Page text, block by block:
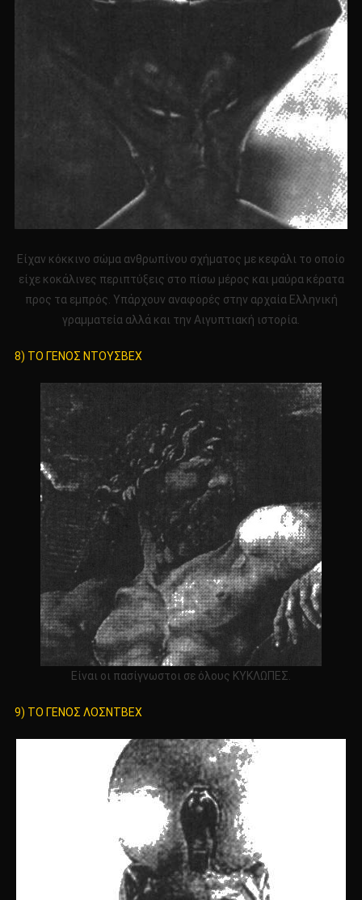
Είχαν κόκκινο σώμα ανθρωπίνου σχήματος με κεφάλι το οποίο
είχε κοκάλινες περιπτύξεις στο πίσω μέρος και μαύρα κέρατα
προς τα εμπρός. Υπάρχουν αναφορές στην αρχαία Ελληνική
γραμματεία αλλά και την Αιγυπτιακή ιστορία.
8) ΤΟ ΓΕΝΟΣ ΝΤΟΥΣΒΕΧ
Είναι οι πασίγνωστοι σε όλους ΚΥΚΛΩΠΕΣ.
9) ΤΟ ΓΕΝΟΣ ΛΟΣΝΤΒΕΧ